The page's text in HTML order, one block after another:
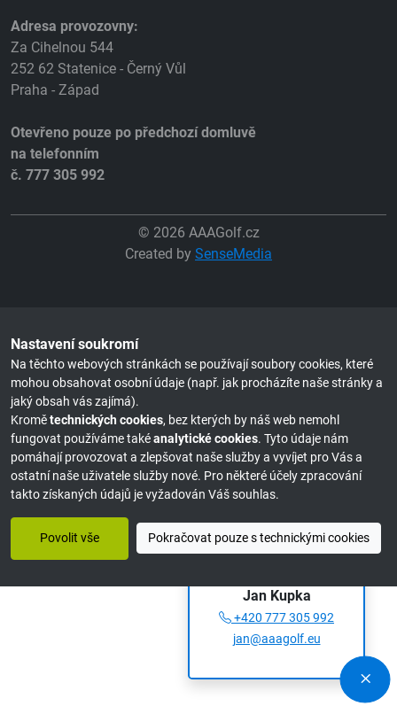
Jan Kupka
+420 777 305 992
jan@aaagolf.eu
Adresa provozovny:
Za Cihelnou 544
252 62 Statenice - Černý Vůl
Praha - Západ
Otevřeno pouze po předchozí domluvě
na telefonním
č. 777 305 992
© 2026 AAAGolf.cz
Created by SenseMedia
Nastavení soukromí
Na těchto webových stránkách se používají soubory cookies, které
mohou obsahovat osobní údaje (např. jak procházíte naše stránky a
jaký obsah vás zajímá).
Kromětechnických cookies, bez kterých by náš web nemohl
fungovat používáme takéanalytické cookies. Tyto údaje nám
pomáhají provozovat a zlepšovat naše služby a vyvíjet pro Vás a
ostatní naše uživatele služby nové. Pro některé účely zpracování
takto získaných údajů je vyžadován Váš souhlas.
Povolit vše Pokračovat pouze s technickými cookies